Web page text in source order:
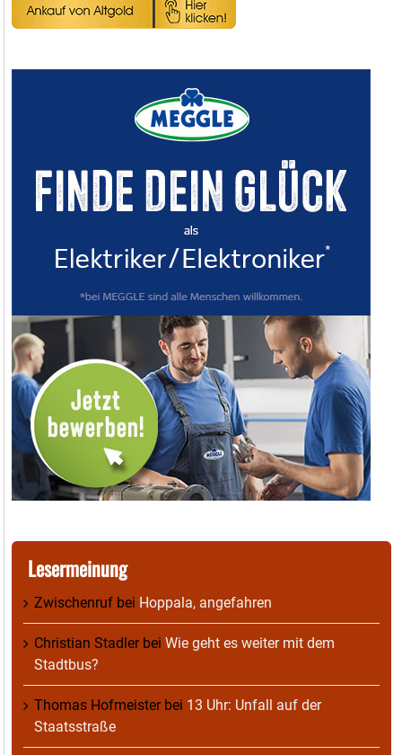
Lesermeinung
Zwischenruf bei Hoppala, angefahren
Christian Stadlerbei Wie geht es weiter mit dem
Stadtbus?
Thomas Hofmeisterbei 13 Uhr: Unfall auf der
Staatsstraße